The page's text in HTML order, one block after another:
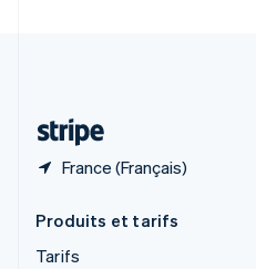
France (Français)
Produits et tarifs
Tarifs